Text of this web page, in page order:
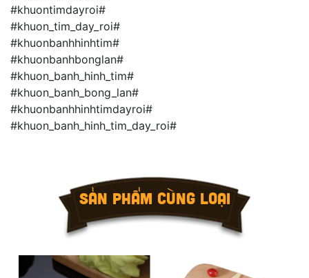
#khuontimdayroi#
#khuon_tim_day_roi#
#khuonbanhhinhtim#
#khuonbanhbonglan#
#khuon_banh_hinh_tim#
#khuon_banh_bong_lan#
#khuonbanhhinhtimdayroi#
#khuon_banh_hinh_tim_day_roi#
SẢN PHẨM CÙNG LOẠI